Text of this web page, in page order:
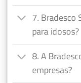
7. Bradesco
para idosos?
8. A
empresas?